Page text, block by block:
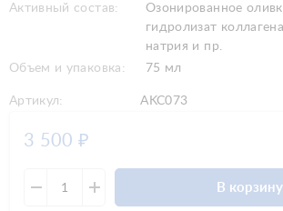
Активный состав:
Озонированное
гидролизат
натрия и пр.
Объем и упаковка:
75 мл
Артикул: AKC073
3 500₽
В корзину